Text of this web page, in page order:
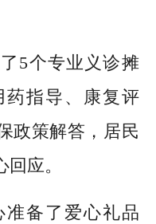
5个专业义诊摊
指导、康复评
政策解答，居民
应。
备了爱心礼品